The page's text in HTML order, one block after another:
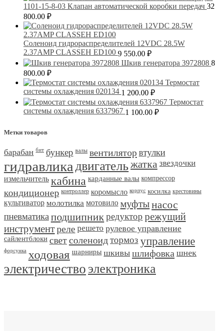
1101-15-8-03 Клапан автоматической коробки передач 32
800.00 ₽
Соленоид гидрораспределителей 12VDC 28.5W
2.37AMP CLASSEH ED100 9 550.00 ₽
Шкив генератора 3972808 8
800.00 ₽
Термостат
системы охлаждения 020134 1 200.00 ₽
Термостат
системы охлаждения 6337967 1 100.00 ₽
Метки товаров
барабан бит бункер валы вентиляторвтулки
гидравлика двигатель жатка звездочки
измельчитель кабина карданные валы компрессор
кондиционер контроллер коромысло корпус косилка крестовины
культиватор молотилка мотовило муфтынасос
пневматика подшипник редуктор режущий
инструментреле решето рулевое управление
сайлентблоки светсоленоидтормоз управление
форсунка ходовая шарниры шкивы шлифовка шнек
электричество электроника